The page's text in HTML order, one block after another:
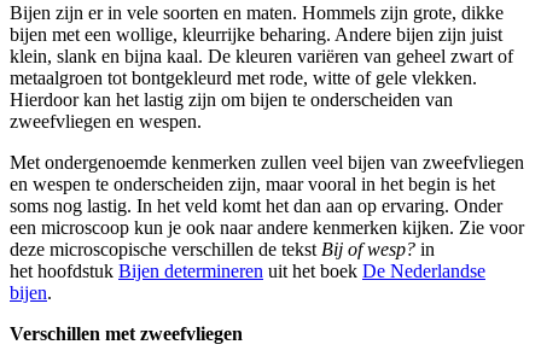
Bijen zijn er in vele soorten en maten. Hommels zijn grote, dikke
bijen met een wollige, kleurrijke beharing. Andere bijen zijn juist
klein, slank en bijna kaal. De kleuren variëren van geheel zwart of
metaalgroen tot bontgekleurd met rode, witte of gele vlekken.
Hierdoor kan het lastig zijn om bijen te onderscheiden van
zweefvliegen en wespen.
Met ondergenoemde kenmerken zullen veel bijen van zweefvliegen
en wespen te onderscheiden zijn, maar vooral in het begin is het
soms nog lastig. In het veld komt het dan aan op ervaring. Onder
een microscoop kun je ook naar andere kenmerken kijken. Zie voor
deze microscopische verschillen de tekst Bij of wesp? in
het hoofdstuk Bijen determineren uit het boek De Nederlandse
bijen.
Verschillen met zweefvliegen